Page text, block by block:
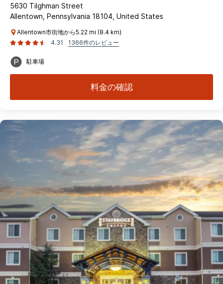
5630 Tilghman Street
Allentown, Pennsylvania 18104, United States
Allentown市街地から5.22 mi (8.4 km)
4.31
1366件のレビュー
駐車場
料金の確認